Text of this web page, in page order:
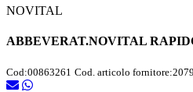
NOVITAL
ABBEVERAT.NOVITAL
Cod:00863261 Cod. articolo fornitore: